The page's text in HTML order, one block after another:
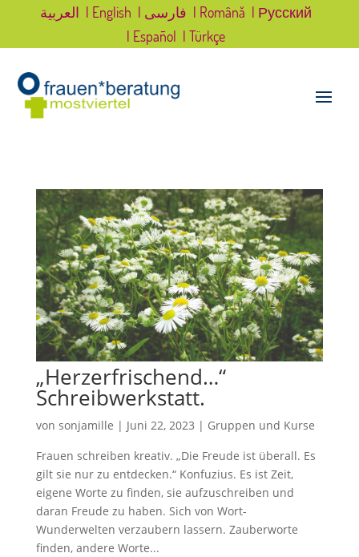
العربية | English | فارسی | Română | Русский
| Español | Türkçe
„Herzerfrischend…“
Schreibwerkstatt.
von sonjamille | Juni 22, 2023 | Gruppen und Kurse
Frauen schreiben kreativ. „Die Freude ist überall. Es
gilt sie nur zu entdecken.“ Konfuzius. Es ist Zeit,
eigene Worte zu finden, sie aufzuschreiben und
daran Freude zu haben. Sich von Wort-
Wunderwelten verzaubern lassern. Zauberworte
finden, andere Worte...